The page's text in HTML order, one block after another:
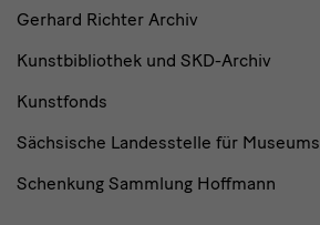
Gerhard Richter Archiv
Kunstbibliothek und SKD-Archiv
Kunstfonds
Sächsische Landesstelle für
Schenkung Sammlung Hoffmann